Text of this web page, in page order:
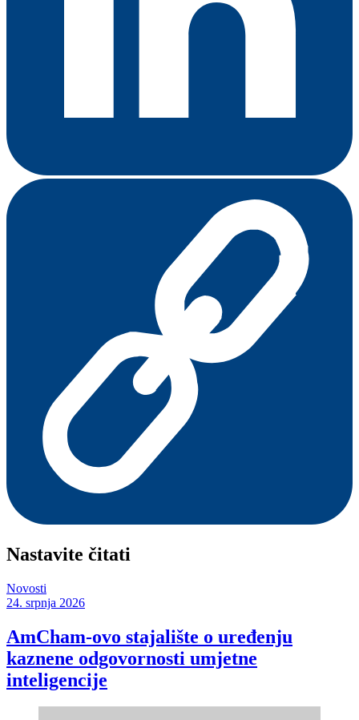
Nastavite čitati
Novosti
24. srpnja 2026
AmCham-ovo stajalište o uređenju
kaznene odgovornosti umjetne
inteligencije